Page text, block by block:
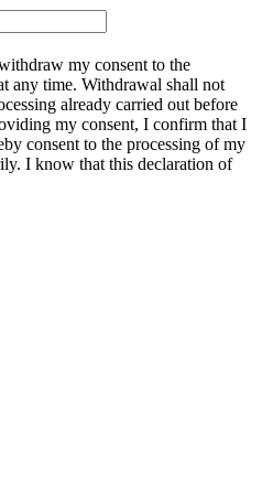
my consent to the
any time. Withdrawal shall not
already carried out before
my consent, I confirm that I
consent to the processing of my
I know that this declaration of